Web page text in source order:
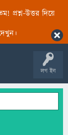
প্রশ্ন-উত্তর দিয়ে
লগ ইন